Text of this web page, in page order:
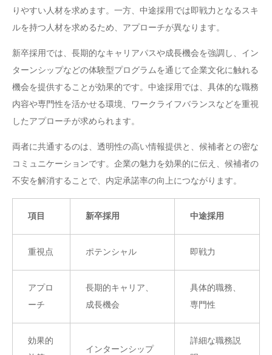
りやすい人材を求めます。一方、中途採用では即戦力となるスキ
ルを持つ人材を求めるため、アプローチが異なります。
新卒採用では、長期的なキャリアパスや成長機会を強調し、イン
ターンシップなどの体験型プログラムを通じて企業文化に触れる
機会を提供することが効果的です。中途採用では、具体的な職務
内容や専門性を活かせる環境、ワークライフバランスなどを重視
したアプローチが求められます。
両者に共通するのは、透明性の高い情報提供と、候補者との密な
コミュニケーションです。企業の魅力を効果的に伝え、候補者の
不安を解消することで、内定承諾率の向上につながります。
項目 新卒採用 中途採用
重視点 ポテンシャル 即戦力
アプロ
ーチ
長期的キャリア、
成長機会
具体的職務、
専門性
効果的
インターンシップ
詳細な職務説